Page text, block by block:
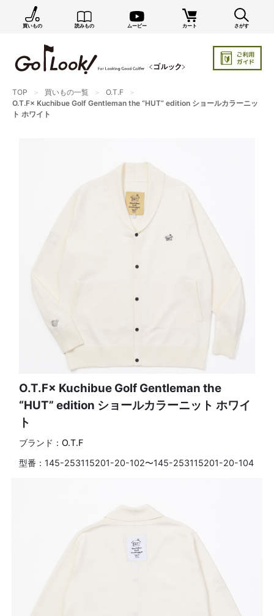
買いもの 読みもの ムービー カート さがす
TOP 買いもの一覧
O.T.F
O.T.F× Kuchibue Golf Gentleman the “HUT” edition ショールカラーニッ
ト ホワイト
O.T.F× Kuchibue Golf Gentleman the
“HUT” edition ショールカラーニット ホワイ
ト
ブランド：O.T.F
型番： 145-253115201-20-102〜145-253115201-20-104
×
GO/LOOK! からのお知らせ（受信設定）
新商品情報や編集部のオススメ、オトクな情報・買い
まだご登録でない方はぜひ！
店長ジャック厳選の新作商品情報をいち早くお届け（メルマガ）
お知らせを受け取る